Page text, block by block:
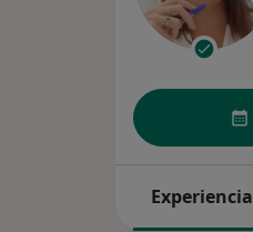
Experiencia